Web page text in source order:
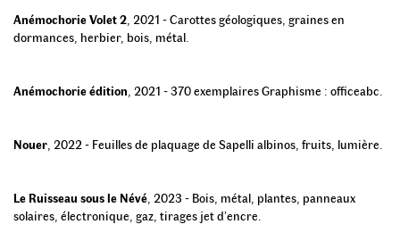
Anémochorie Volet 2, 2021 -Carottes géologiques, graines en
dormances, herbier, bois, métal.
Anémochorie édition, 2021 -370 exemplaires Graphisme : officeabc.
Nouer, 2022- Feuilles de plaquage de Sapelli albinos, fruits, lumière.
Le Ruisseau sous le Névé, 2023 - Bois, métal, plantes, panneaux
solaires, électronique, gaz, tirages jet d’encre.